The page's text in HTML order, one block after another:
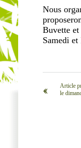
Nous
Buvette
Samedi
‹‹
Article
le